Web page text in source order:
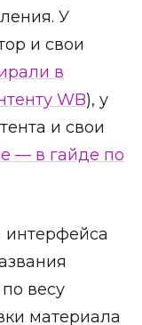
У
и свои
в
WB), у
и свои
— в гайде по
интерфейса
весу
материала